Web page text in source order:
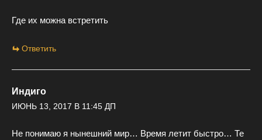
Где их можна встретить
Ответить
Индиго
ИЮНЬ 13, 2017 В 11:45 ДП
Не понимаю я нынешний мир… Время летит быстро… Те